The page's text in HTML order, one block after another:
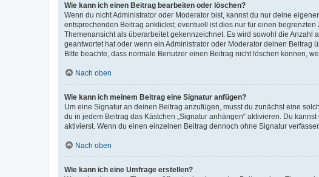
Wie kann ich einen Beitrag bearbeiten oder löschen?
Wenn du nicht Administrator oder Moderator bist, kannst du nur deine
entsprechenden Beitrag anklickst; eventuell ist dies nur für einen
Themenansicht als überarbeitet gekennzeichnet. Es wird sowohl die
geantwortet hat oder wenn ein Administrator oder Moderator deinen Beitrag
Bitte beachte, dass normale Benutzer einen Beitrag nicht löschen können,
Nach oben
Wie kann ich meinem Beitrag eine Signatur anfügen?
Um eine Signatur an deinen Beitrag anzufügen, musst du zunächst eine
du in jedem Beitrag das Kästchen „Signatur anhängen“ aktivieren. Du
aktivierst. Wenn du einen einzelnen Beitrag dennoch ohne Signatur
Nach oben
Wie kann ich eine Umfrage erstellen?